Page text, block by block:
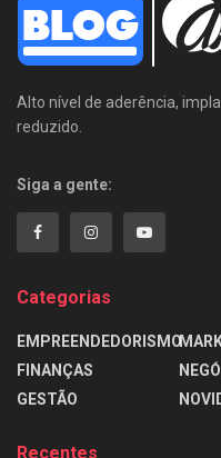
Alto nível de aderência,
reduzido.
Siga a gente:
Categorias
EMPREENDEDORISMO
FINANÇAS
GESTÃO
Recentes